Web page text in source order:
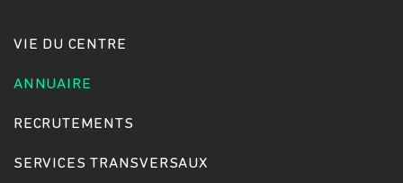
VIE DU CENTRE
ANNUAIRE
RECRUTEMENTS
SERVICES TRANSVERSAUX